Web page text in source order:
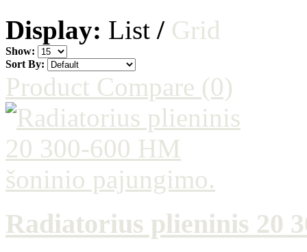
Display: List / Grid
Show:
Sort By:
Product Compare (0)
Radiatorius plieninis 20